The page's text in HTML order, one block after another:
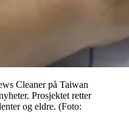
Cleaner på Taiwan
Prosjektet retter
og eldre. (Foto: